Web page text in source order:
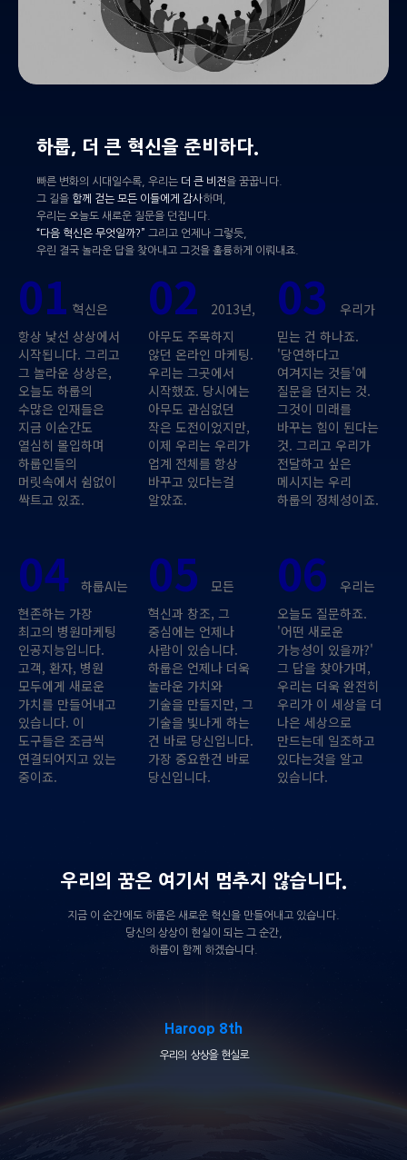
하룹, 더 큰 혁신을 준비하다.
빠른 변화의 시대일수록, 우리는 더 큰 비전을 꿈꿉니다.
그 길을 함께 걷는 모든 이들에게 감사하며,
우리는 오늘도 새로운 질문을 던집니다.
“다음 혁신은 무엇일까?” 그리고 언제나 그렇듯,
우린 결국 놀라운 답을 찾아내고 그것을 훌륭하게 이뤄내죠.
01 혁신은
항상 낯선 상상에서
시작됩니다. 그리고
그 놀라운 상상은,
오늘도 하룹의
수많은 인재들은
지금 이순간도
열심히 몰입하며
하룹인들의
머릿속에서 쉼없이
싹트고 있죠.
02
2013년,
아무도 주목하지
않던 온라인 마케팅.
우리는 그곳에서
시작했죠. 당시에는
아무도 관심없던
작은 도전이었지만,
이제 우리는 우리가
업계 전체를 항상
바꾸고 있다는걸
알았죠.
03우리가
믿는 건 하나죠.
'당연하다고
여겨지는 것들'에
질문을 던지는 것.
그것이 미래를
바꾸는 힘이 된다는
것. 그리고 우리가
전달하고 싶은
메시지는 우리
하룹의 정체성이죠.
04
하룹AI는
현존하는 가장
최고의 병원마케팅
인공지능입니다.
고객, 환자, 병원
모두에게 새로운
가치를 만들어내고
있습니다. 이
도구들은 조금씩
연결되어지고 있는
중이죠.
05
모든
혁신과 창조, 그
중심에는 언제나
사람이 있습니다.
하룹은 언제나 더욱
놀라운 가치와
기술을 만들지만, 그
기술을 빛나게 하는
건 바로 당신입니다.
가장 중요한건 바로
당신입니다.
06우리는
오늘도 질문하죠.
'어떤 새로운
가능성이 있을까?'
그 답을 찾아가며,
우리는 더욱 완전히
우리가 이 세상을 더
나은 세상으로
만드는데 일조하고
있다는것을 알고
있습니다.
우리의 꿈은 여기서 멈추지 않습니다.
지금 이 순간에도 하룹은 새로운 혁신을 만들어내고 있습니다.
당신의 상상이 현실이 되는 그 순간,
하룹이 함께 하겠습니다.
Haroop 8th
우리의 상상을 현실로